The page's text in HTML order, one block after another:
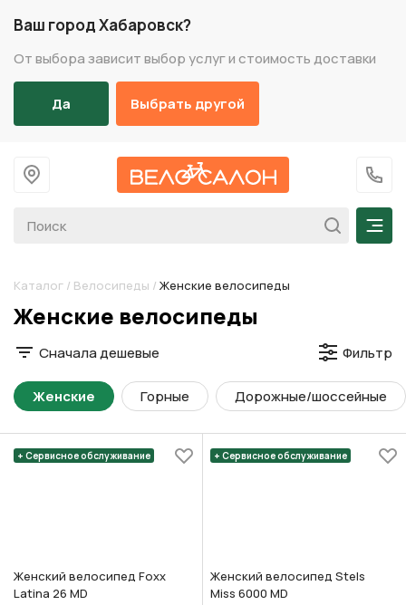
Ваш город Хабаровск?
От выбора зависит выбор услуг и стоимость доставки
Да Выбрать другой
На главную
+7
Каталог / Велосипеды / Женские велосипеды
Разделы каталога
Женские велосипеды
Сначала дешевые Фильтр
Горные
Женские Дорожные/шоссейные
+ Сервисное обслуживание
Женский велосипед Foxx
Latina 26 MD
+ Сервисное обслуживание
Женский велосипед Stels
Miss 6000 MD